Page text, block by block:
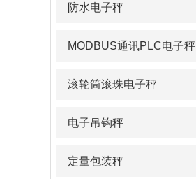
防水电子秤
MODBUS通讯PLC电子秤
滚轮筒滚珠电子秤
电子吊钩秤
定量包装秤